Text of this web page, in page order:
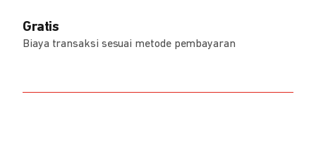
Gratis
Biaya transaksi sesuai metode pembayaran